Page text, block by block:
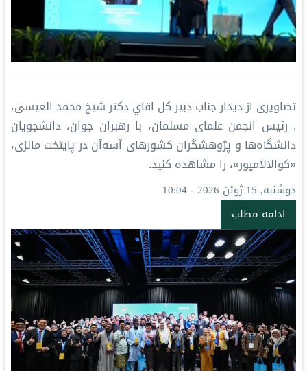
تصاویری از دیدار جناب دبير كل اقاي دکتر شيخ محمد العیسی،
, رئیس انجمن علمای مسلمان، با رهبران جوان، دانشجویان
دانشگاه‌ها و پژوهشگران کشورهای آسه‌آن در پایتخت مالزی،
«کوالالامپور»، را مشاهده کنید.
دوشنبه, 15 ژوئن 2026 - 10:04
ادامه مطلب